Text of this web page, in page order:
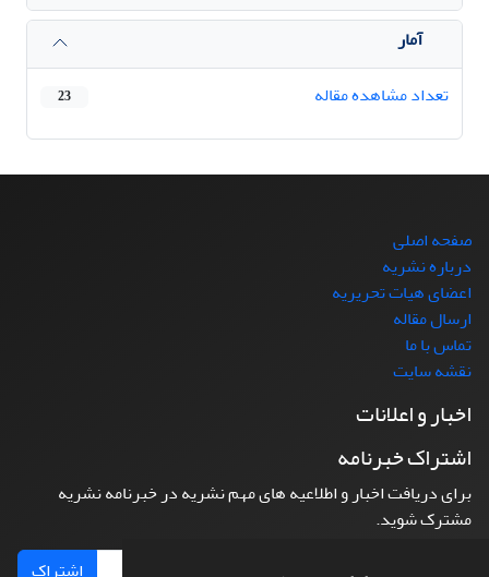
آمار
تعداد مشاهده مقاله
23
صفحه اصلی
درباره نشریه
اعضای هیات تحریریه
ارسال مقاله
تماس با ما
نقشه سایت
اخبار و اعلانات
اشتراک خبرنامه
برای دریافت اخبار و اطلاعیه های مهم نشریه در خبرنامه نشریه
مشترک شوید.
اشتراک